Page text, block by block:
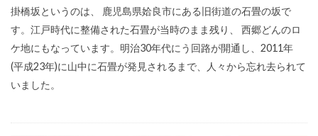
掛橋坂というのは、 鹿児島県姶良市にある旧街道の石畳の坂で
す。江戸時代に整備された石畳が当時のまま残り、 西郷どんのロ
ケ地にもなっています。明治30年代にう回路が開通し、2011年
(平成23年)に山中に石畳が発見されるまで、人々から忘れ去られて
いました。